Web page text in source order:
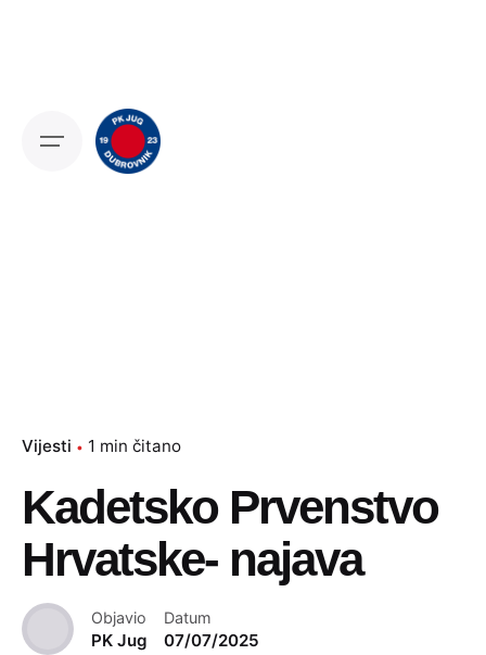
Vijesti 1 min čitano
Kadetsko Prvenstvo
Hrvatske- najava
Objavio
PK Jug
Datum
07/07/2025